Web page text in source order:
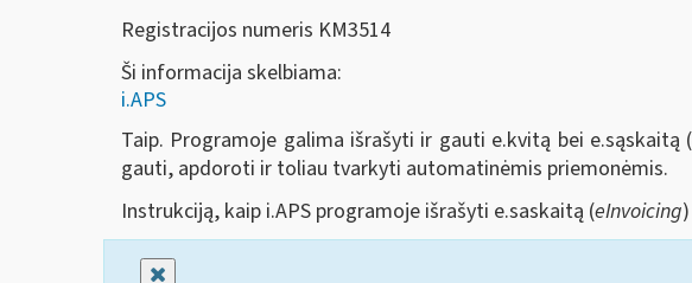
Registracijos numeris KM3514
Ši informacija skelbiama:
i.APS
Taip. Programoje galima išrašyti ir gauti e.kvitą bei e.sąskaitą (
gauti, apdoroti ir toliau tvarkyti automatinėmis priemonėmis.
Instrukciją, kaip i.APS programoje išrašyti e.saskaitą (eInvoicing